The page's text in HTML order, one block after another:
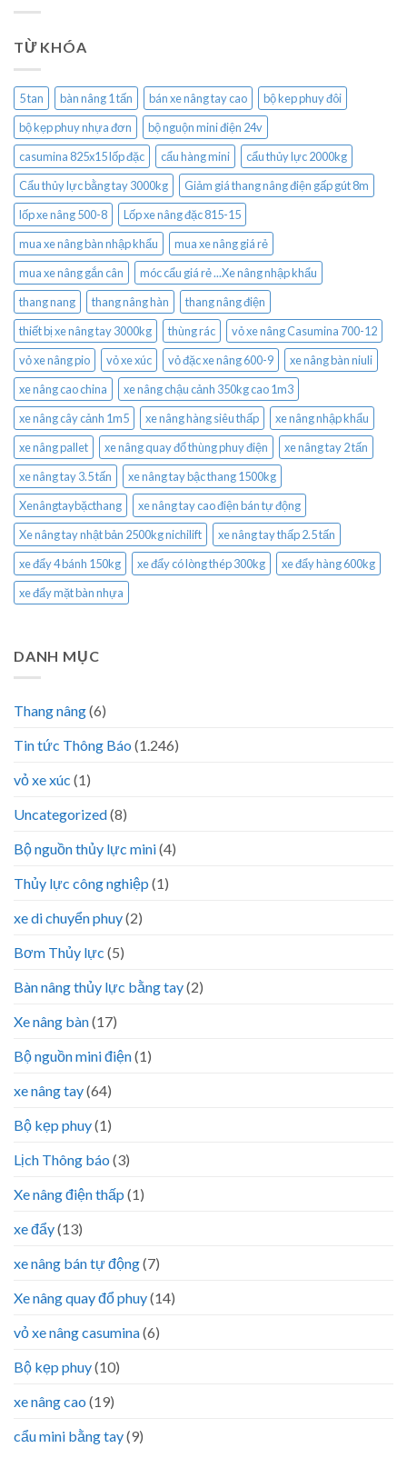
TỪ KHÓA
5 tan bàn nâng 1 tấn bán xe nâng tay cao
bộ kep phuy đôi
bộ kẹp phuy nhựa đơn
bộ nguộn mini điện 24v
casumina 825x15 lốp đặc
cẩu hàng mini
cẩu thủy lực 2000kg
Cẩu thủy lực bằng tay 3000kg
Giảm giá thang nâng điện gấp gút 8m
lốp xe nâng 500-8
Lốp xe nâng đặc 815-15
mua xe nâng bàn nhập khẩu
mua xe nâng giá rẻ
mua xe nâng gắn cân
móc cẩu giá rẻ ...Xe nâng nhập khẩu
thang nang
thang nâng hàn
thang nâng điện
thiết bị xe nâng tay 3000kg
thùng rác
vỏ xe nâng Casumina 700-12
vỏ xe nâng pio
vỏ xe xúc vỏ đặc xe nâng 600-9
xe nâng bàn niuli
xe nâng cao china
xe nâng chậu cảnh 350kg cao 1m3
xe nâng cây cảnh 1m5
xe nâng hàng siêu thấp
xe nâng nhập khẩu
xe nâng pallet
xe nâng quay đổ thùng phuy điện
xe nâng tay 2 tấn
xe nâng tay 3.5 tấn
xe nâng tay bậc thang 1500kg
Xenângtaybặcthang
xe nâng tay cao điện bán tự động
Xe nâng tay nhật bản 2500kg nichilift
xe nâng tay thấp 2.5 tấn
xe đẩy 4 bánh 150kg
xe đẩy có lòng thép 300kg
xe đẩy hàng 600kg
xe đẩy mặt bàn nhựa
DANH MỤC
Thang nâng(6)
Tin tức Thông Báo (1.246)
vỏ xe xúc (1)
Uncategorized(8)
Bộ nguồn thủy lực mini(4)
Thủy lực công nghiệp (1)
xe di chuyển phuy(2)
Bơm Thủy lực (5)
Bàn nâng thủy lực bằng tay(2)
Xe nâng bàn(17)
Bộ nguồn mini điện(1)
xe nâng tay(64)
Bộ kẹp phuy(1)
Lịch Thông báo (3)
Xe nâng điện thấp (1)
xe đẩy(13)
xe nâng bán tự động(7)
Xe nâng quay đổ phuy(14)
vỏ xe nâng casumina(6)
Bộ kẹp phuy(10)
xe nâng cao (19)
cẩu mini bằng tay(9)